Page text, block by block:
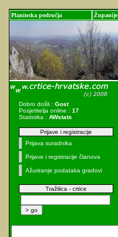
Planinska područja Županije
Dobro došli : Gost
Posjetitelja online : 17
Statistika : AWstats
Prijave i registracije
Prijava suradnika
Prijave i registracije članova
Ažuriranje podataka gradovi
Tražilica - crtice